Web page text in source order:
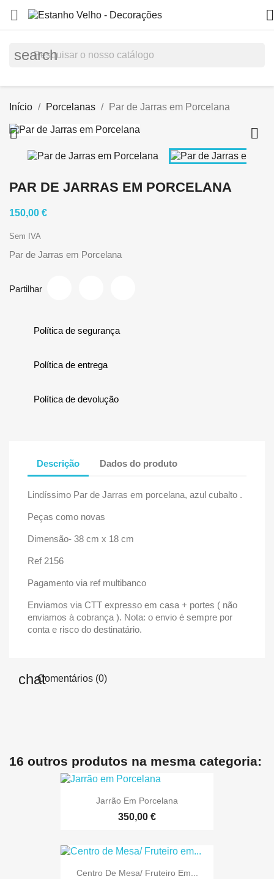
 
search
Início Porcelanas Par de Jarras em Porcelana
 
PAR DE JARRAS EM PORCELANA
150,00 €
Sem IVA
Par de Jarras em Porcelana
Partilhar
Política de segurança
Política de entrega
Política de devolução
Descrição Dados do produto
Lindíssimo Par de Jarras em porcelana, azul cubalto .
Peças como novas
Dimensão- 38 cm x 18 cm
Ref 2156
Pagamento via ref multibanco
Enviamos via CTT expresso em casa + portes ( não
enviamos à cobrança ). Nota: o envio é sempre por
conta e risco do destinatário.
Comentários (0)
16 outros produtos na mesma categoria:
Jarrão Em Porcelana
350,00 €
Centro De Mesa/ Fruteiro Em...